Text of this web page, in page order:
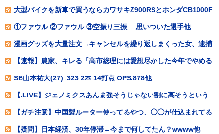
20回以上届け
大型バイクを新車で買うならカワサキZ900RSとホンダCB1000F
どっ
①ファウル ②ファウル ③空振り三振 ←思いついた選手他
漫画グッズを大量注文→キャンセルを繰り返しまくった女、逮捕
される 被害総
【速報】農家、キレる「高市総理には愛想尽かした今年でやめる
ぞ」コメ売値は
SB山本祐大(27) .323 2本 14打点 OPS.878他
【.LIVE】ジェノミクスあんま強そうじゃない割に高そうという
恐竜デッキ
【ガチ注意】中国製ルーター使ってるやつ、◯◯が仕込まれてる
かもしれないぞ
【疑問】日本経済、30年停滞←今まで何してたん？wwww他